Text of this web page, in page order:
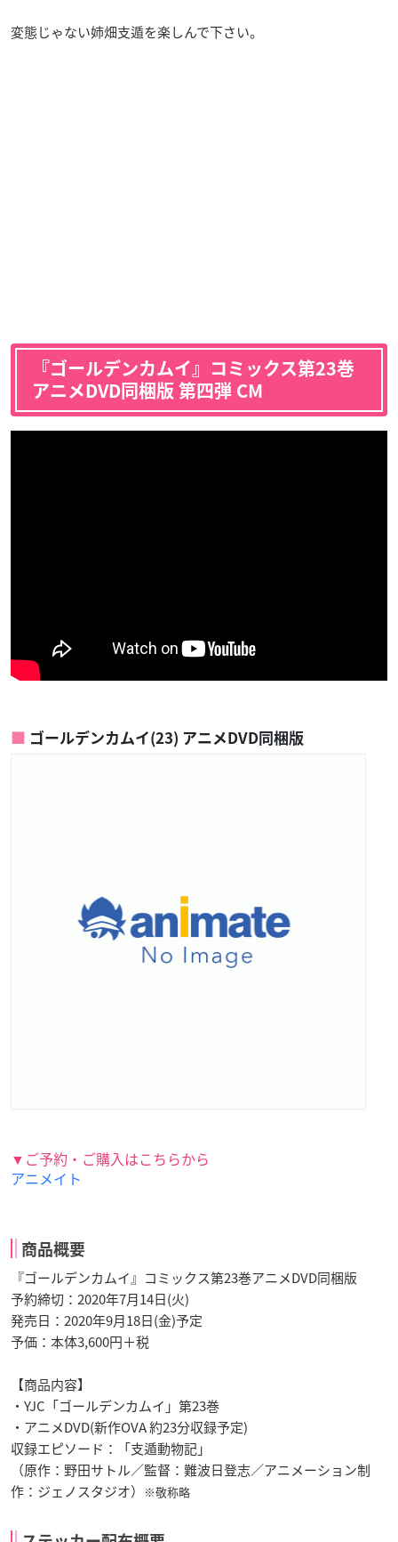
変態じゃない姉畑支遁を楽しんで下さい。
『ゴールデンカムイ』コミックス第23巻
アニメDVD同梱版 第四弾 CM
ゴールデンカムイ(23) アニメDVD同梱版
▼ご予約・ご購入はこちらから
アニメイト
商品概要
『ゴールデンカムイ』コミックス第23巻アニメDVD同梱版
予約締切：2020年7月14日(火)
発売日：2020年9月18日(金)予定
予価：本体3,600円＋税
【商品内容】
・YJC「ゴールデンカムイ」第23巻
・アニメDVD(新作OVA 約23分収録予定)
収録エピソード：「支遁動物記」
（原作：野田サトル／監督：難波日登志／アニメーション制
作：ジェノスタジオ）
※敬称略